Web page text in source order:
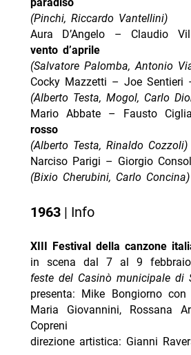
(Pinchi, Riccardo Vantellini)
Aura D’Angelo – Claudio
vento d’aprile
(Salvatore Palomba, Antonio
Cocky Mazzetti – Joe Sentieri
(Alberto Testa, Mogol, Carlo
Mario Abbate – Fausto
rosso
(Alberto Testa, Rinaldo Cozzoli)
Narciso Parigi – Giorgio
(Bixio Cherubini, Carlo Concina)
1963| Info
XIII Festival della canzone
in scena dal 7 al 9
feste del Casinò municipale di
presenta: Mike Bongiorno con
Maria Giovannini, Rossana
Copreni
direzione artistica: Gianni